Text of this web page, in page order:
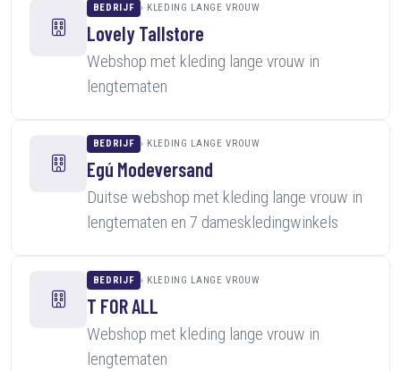
BEDRIJF KLEDING LANGE VROUW
Lovely Tallstore
Webshop met kleding lange vrouw in
lengtematen
BEDRIJF KLEDING LANGE VROUW
Egú Modeversand
Duitse webshop met kleding lange vrouw in
lengtematen en 7 dameskledingwinkels
BEDRIJF KLEDING LANGE VROUW
T FOR ALL
Webshop met kleding lange vrouw in
lengtematen